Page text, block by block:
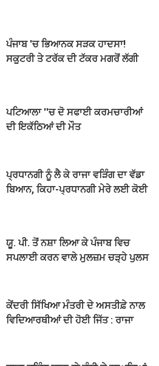
ਪੰਜਾਬ 'ਚ ਭਿਆਨਕ ਸੜਕ ਹਾਦਸਾ!
ਸਕੂਟਰੀ ਤੇ ਟਰੱਕ ਦੀ ਟੱਕਰ ਮਗਰੋਂ ਲੱਗੀ
ਪਟਿਆਲਾ ''ਚ ਦੋ ਸਫਾਈ ਕਰਮਚਾਰੀਆਂ
ਦੀ ਇਕੱਠਿਆਂ ਦੀ ਮੌਤ
ਪ੍ਰਧਾਨਗੀ ਨੂੰ ਲੈ ਕੇ ਰਾਜਾ ਵੜਿੰਗ ਦਾ ਵੱਡਾ
ਬਿਆਨ, ਕਿਹਾ-ਪ੍ਰਧਾਨਗੀ ਮੇਰੇ ਲਈ ਕੋਈ
ਯੂ. ਪੀ. ਤੋਂ ਨਸ਼ਾ ਲਿਆ ਕੇ ਪੰਜਾਬ ਵਿਚ
ਸਪਲਾਈ ਕਰਨ ਵਾਲੇ ਮੁਲਜ਼ਮ ਚੜ੍ਹੇ ਪੁਲਸ
ਕੇਂਦਰੀ ਸਿੱਖਿਆ ਮੰਤਰੀ ਦੇ ਅਸਤੀਫ਼ੇ ਨਾਲ
ਵਿਦਿਆਰਥੀਆਂ ਦੀ ਹੋਈ ਜਿੱਤ : ਰਾਜਾ